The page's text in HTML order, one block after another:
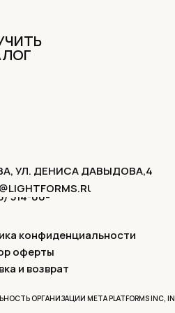
УЛ. ДЕНИСА ДАВЫДОВА,4
514-00-
ОРГАНИЗАЦИИ META PLATFORMS INC,
конфиденциальности
оферты
и возврат